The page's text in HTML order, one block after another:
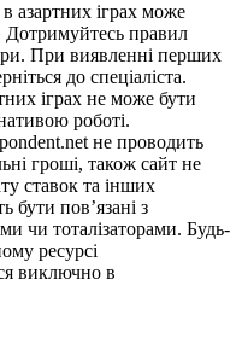
азартних іграх може
Дотримуйтесь правил
При виявленні перших
до спеціаліста.
іграх не може бути
роботі.
не проводить
гроші, також сайт не
ставок та інших
бути пов’язані з
чи тоталізаторами. Будь-
ресурсі
виключно в